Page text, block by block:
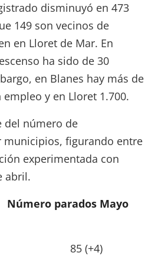
disminuyó en 473
149 son vecinos de
en Lloret de Mar. En
ha sido de 30
en Blanes hay más de
y en Lloret 1.700.
del número de
municipios, figurando entre
experimentada con
abril.
parados Mayo
(+4)